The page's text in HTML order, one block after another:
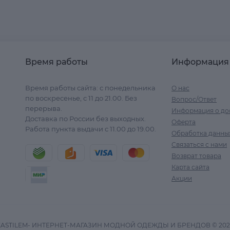
Время работы
Время работы сайта: с понедельника
по воскресенье, с 11 до 21.00. Без
перерыва.
Доставка по России без выходных.
Работа пункта выдачи с 11.00 до 19.00.
Информация
О нас
Вопрос/Ответ
Информация о
Оферта
Обработка
Связаться с нами
Возврат товара
Карта сайта
Акции
ИНТЕРНЕТ-МАГАЗИН МОДНОЙ ОДЕЖДЫ И БРЕНДОВ ©